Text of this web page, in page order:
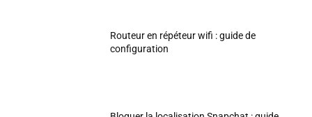
Routeur en répéteur wifi : guide de
configuration